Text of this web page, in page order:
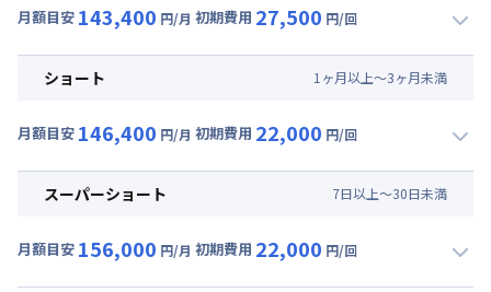
光熱費他 : 24,000円/月 (800円/日) (税抜)
その他費用 :
初期費用
月額目安 143,400 円/月 初期費用 27,500 円/回
月額賃料目安(30日利用)
光熱費他 : 24,000円/月 (800円/日) (税抜)
その他費用 :
初期費用
ショート 1 ヶ月以上～3ヶ月未満
月額目安 146,400 円/月 初期費用 22,000 円/回
月額賃料目安(30日利用)
光熱費他 : 24,000円/月 (800円/日) (税抜)
スーパーショート 7日以上～30日未満
月額目安 156,000 円/月 初期費用 22,000 円/回